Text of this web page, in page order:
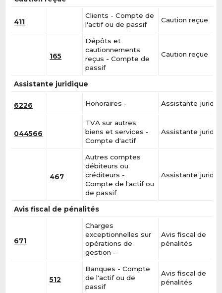
411
Clients - Compte de
l'actif ou de passif
Caution reçue
165
Dépôts et
cautionnements
reçus - Compte de
passif
Caution reçue
Assistante juridique
6226 Honoraires - Assistante
044566
TVA sur autres
biens et services -
Compte d'actif
Assistante
467
Autres comptes
débiteurs ou
créditeurs -
Compte de l'actif ou
de passif
Assistante
Avis fiscal de pénalités
671
Charges
exceptionnelles sur
opérations de
gestion -
Avis fiscal de
pénalités
512
Banques - Compte
de l'actif ou de
passif
Avis fiscal de
pénalités